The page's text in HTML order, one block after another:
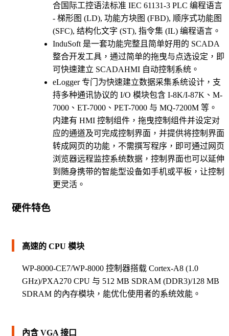
合国际工控语法标准 IEC 61131-3 PLC 编程语言
- 梯形图 (LD), 功能方块图 (FBD), 顺序式功能图
(SFC), 结构化文字 (ST), 指令集 (IL) 编程语言。
InduSoft 是一套功能完整且简单好用的 SCADA
整合开发工具，通过简单的拖曳与点选设定，即
可快速建立 SCADAHMI 自动控制系统。
eLogger 专门为快速建立数据采集系统设计，支
持多种通讯协议的 I/O 模块包含 I-8K/I-87K、M-
7000、ET-7000、PET-7000 与 MQ-7200M 等。
内建有 HMI 控制组件，拖曳控制组件并设定对
应的通道及可完成控制界面，并提供将控制界面
转成网页的功能，不需撰写程序，即可通过网页
浏览器远程监控系统数据，控制界面也可以延伸
到随身携带的智能型设备如手机或平板，让控制
更灵活。
硬件特色
高速的 CPU 模块
WP-8000-CE7/WP-8000 控制器搭载 Cortex-A8 (1.0
GHz)/PXA270 CPU 与 512 MB SDRAM (DDR3)/128 MB
SDRAM 的內存模块，能优化使用者的系统效能。
內含 VGA 接口